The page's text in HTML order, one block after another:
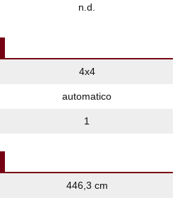
n.d.
4x4
automatico
1
446,3 cm